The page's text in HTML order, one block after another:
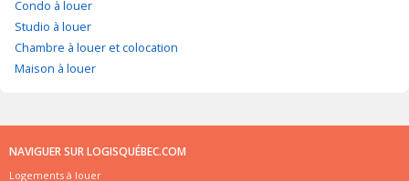
Condo à louer
Studio à louer
Chambre à louer et colocation
Maison à louer
NAVIGUER SUR LOGISQUÉBEC.COM
Logements à louer